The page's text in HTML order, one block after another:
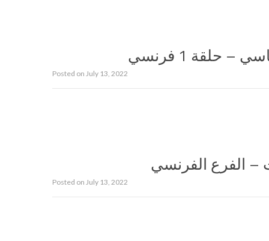
حلقة 1 فرنسي
Posted on July 13, 2022
– الفرع الفرنسي
Posted on July 13, 2022